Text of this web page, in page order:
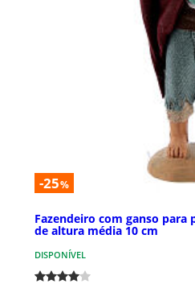
-25%
Fazendeiro com ganso
de altura média 10 cm
DISPONÍVEL